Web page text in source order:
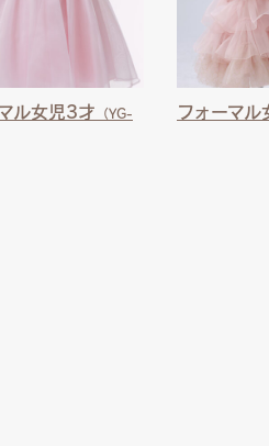
ル女児3才 （YG- フォーマル